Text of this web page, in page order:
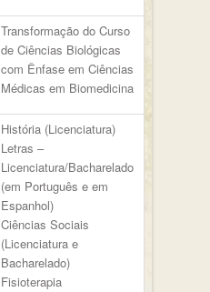
Transformação do Curso
de Ciências Biológicas
com Ênfase em Ciências
Médicas em Biomedicina
História (Licenciatura)
Letras –
Licenciatura/Bacharelado
(em Português e em
Espanhol)
Ciências Sociais
(Licenciatura e
Bacharelado)
Fisioterapia